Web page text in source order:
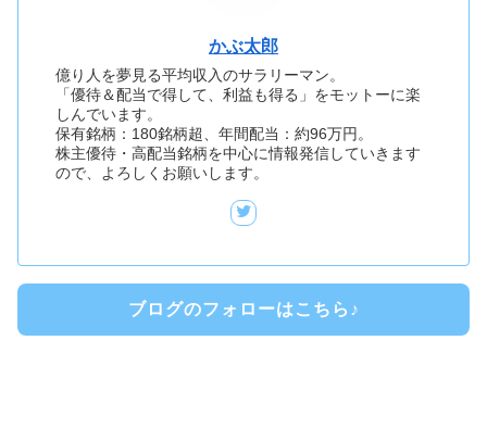
かぶ太郎
億り人を夢見る平均収入のサラリーマン。
「優待＆配当で得して、利益も得る」をモットーに楽
しんでいます。
保有銘柄：180銘柄超、年間配当：約96万円。
株主優待・高配当銘柄を中心に情報発信していきます
ので、よろしくお願いします。
ブログのフォローはこちら♪